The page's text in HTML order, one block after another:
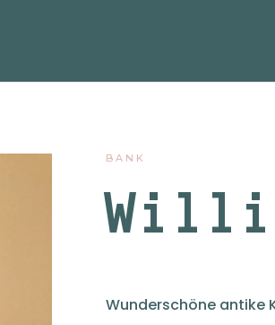
BANK
Willi
Wunderschöne antike